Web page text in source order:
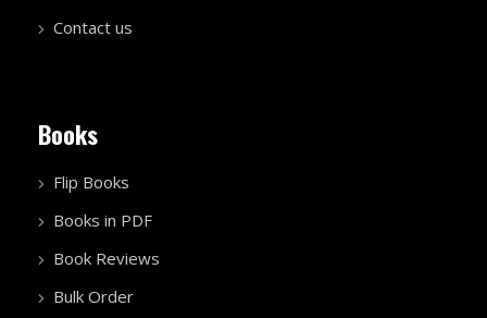
Contact us
Books
Flip Books
Books in PDF
Book Reviews
Bulk Order